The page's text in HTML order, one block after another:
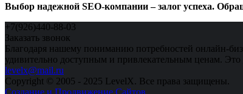
Выбор надежной SEO-компании – залог успеха.
+7(926)440-88-03
Заказать звонок
Благодаря нашему пониманию потребностей онлайн-
удивительно доступным и привлекательным ценам. Это
levelx@mail.ru
Copyright © 2005 - 2025 LevelX. Все права защищены.
Создание и Продвижение Сайтов